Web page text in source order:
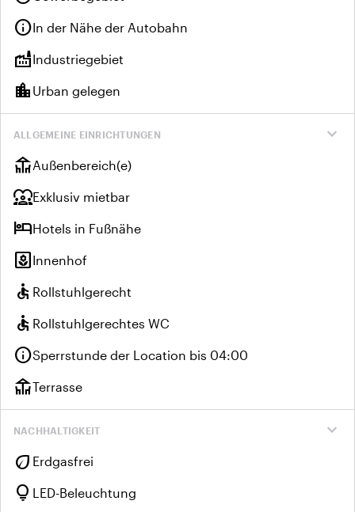
infoIn der Nähe der Autobahn
factoryIndustriegebiet
location_city Urban gelegen
expand_more
ALLGEMEINE EINRICHTUNGEN
deckAußenbereich(e)
diversity_1Exklusiv mietbar
hotelHotels in Fußnähe
yardInnenhof
accessible Rollstuhlgerecht
accessible Rollstuhlgerechtes WC
infoSperrstunde der Location bis 04:00
deckTerrasse
expand_more
NACHHALTIGKEIT
eco Erdgasfrei
lightbulb LED-Beleuchtung